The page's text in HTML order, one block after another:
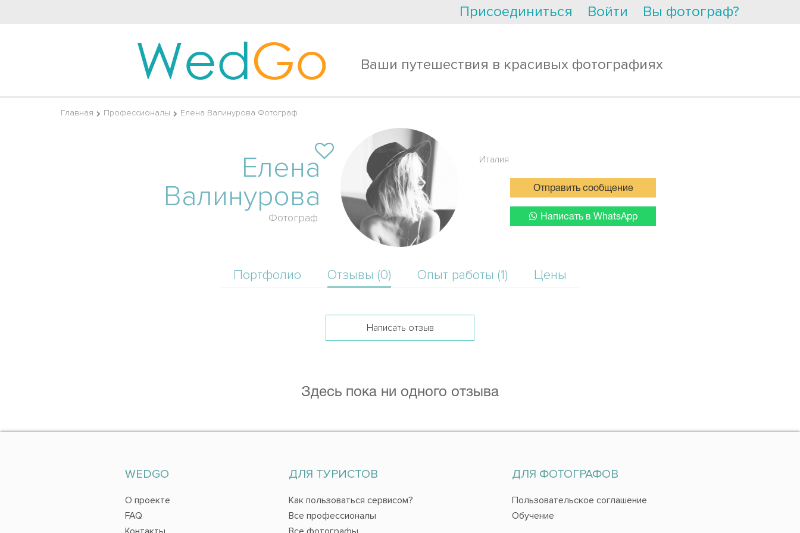
Присоединиться Войти Вы фотограф?
WedGo Ваши путешествия в красивых фотографиях
Главная Профессионалы Елена Валинурова Фотограф
Елена
Валинурова
Фотограф
Италия
Отправить сообщение
Написать в WhatsApp
Портфолио Отзывы (0) Опыт работы (1) Цены
Написать отзыв
Здесь пока ни одного отзыва
WEDGO
О проекте
FAQ
ДЛЯ ТУРИСТОВ
Как пользоваться сервисом?
Все профессионалы
ДЛЯ ФОТОГРАФОВ
Пользовательское соглашение
Обучение